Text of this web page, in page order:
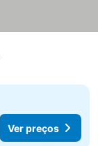
Ver preços